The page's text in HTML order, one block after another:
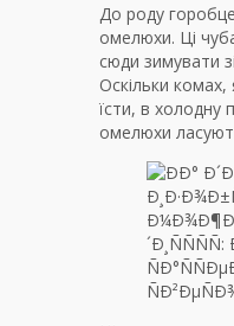
До роду
омелюхи. Ці
сюди зимувати
Оскільки
їсти, в холодну
омелюхи